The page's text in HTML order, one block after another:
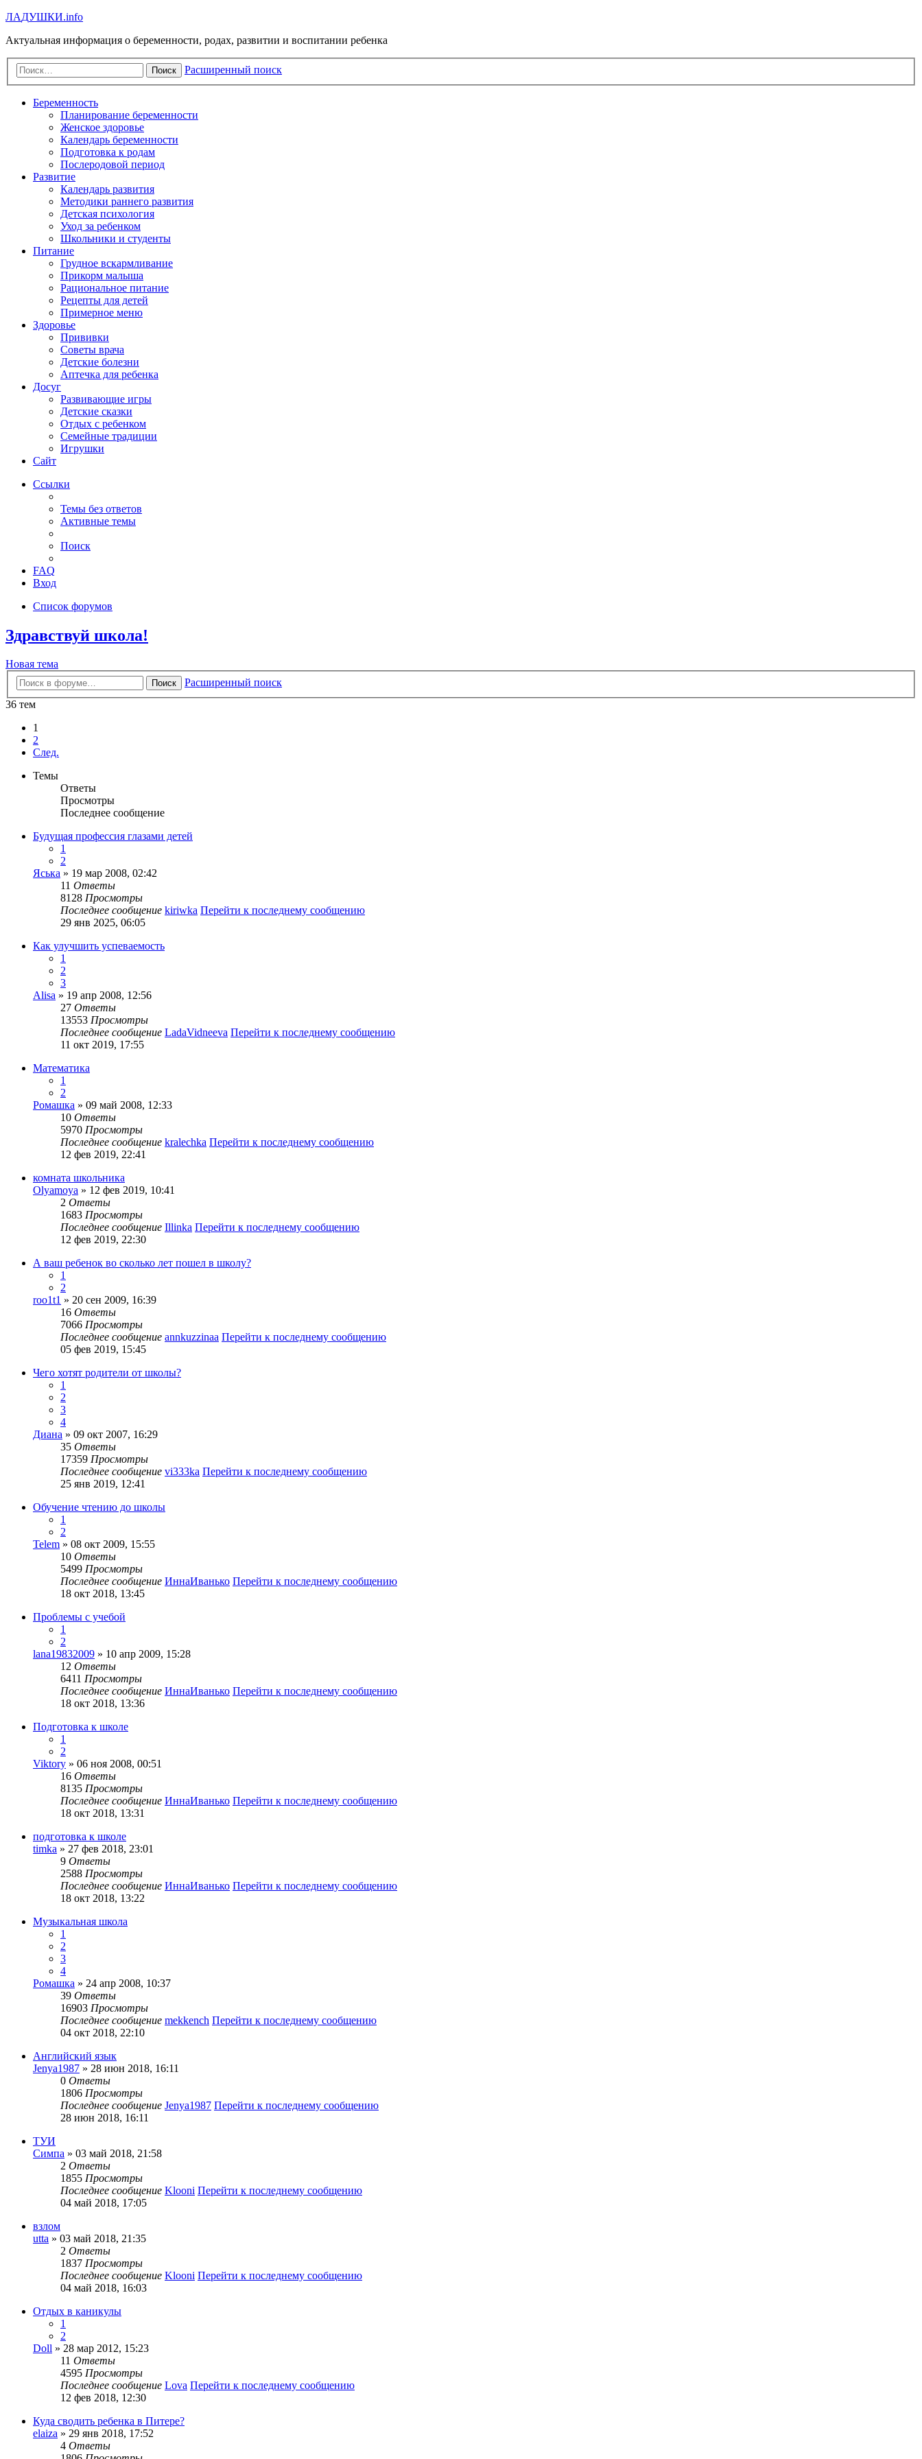
ЛАДУШКИ.info
Актуальная информация о беременности, родах, развитии и воспитании ребенка
Поиск Расширенный поиск
Беременность
Планирование беременности
Женское здоровье
Календарь беременности
Подготовка к родам
Послеродовой период
Развитие
Календарь развития
Методики раннего развития
Детская психология
Уход за ребенком
Школьники и студенты
Питание
Грудное вскармливание
Прикорм малыша
Рациональное питание
Рецепты для детей
Примерное меню
Здоровье
Прививки
Советы врача
Детские болезни
Аптечка для ребенка
Досуг
Развивающие игры
Детские сказки
Отдых с ребенком
Семейные традиции
Игрушки
Сайт
Ссылки
Темы без ответов
Активные темы
Поиск
FAQ
Вход
Список форумов
Здравствуй школа!
Новая тема
Поиск
Расширенный поиск
36 тем
1
2
След.
Темы
Ответы
Просмотры
Последнее сообщение
Будущая профессия глазами детей
1
2
Яська » 19 мар 2008, 02:42
11 Ответы
8128 Просмотры
Последнее сообщение kiriwka Перейти к последнему сообщению
29 янв 2025, 06:05
Как улучшить успеваемость
1
2
3
Alisa » 19 апр 2008, 12:56
27 Ответы
13553 Просмотры
Последнее сообщение LadaVidneeva Перейти к последнему сообщению
11 окт 2019, 17:55
Математика
1
2
Ромашка » 09 май 2008, 12:33
10 Ответы
5970 Просмотры
Последнее сообщение kralechka Перейти к последнему сообщению
12 фев 2019, 22:41
комната школьника
Olyamoya » 12 фев 2019, 10:41
2 Ответы
1683 Просмотры
Последнее сообщение Illinka Перейти к последнему сообщению
12 фев 2019, 22:30
А ваш ребенок во сколько лет пошел в школу?
1
2
roo1t1 » 20 сен 2009, 16:39
16 Ответы
7066 Просмотры
Последнее сообщение annkuzzinaa Перейти к последнему сообщению
05 фев 2019, 15:45
Чего хотят родители от школы?
1
2
3
4
Диана » 09 окт 2007, 16:29
35 Ответы
17359 Просмотры
Последнее сообщение vi333ka Перейти к последнему сообщению
25 янв 2019, 12:41
Обучение чтению до школы
1
2
Telem » 08 окт 2009, 15:55
10 Ответы
5499 Просмотры
Последнее сообщение ИннаИванько Перейти к последнему сообщению
18 окт 2018, 13:45
Проблемы с учебой
1
2
lana19832009 » 10 апр 2009, 15:28
12 Ответы
6411 Просмотры
Последнее сообщение ИннаИванько Перейти к последнему сообщению
18 окт 2018, 13:36
Подготовка к школе
1
2
Viktory » 06 ноя 2008, 00:51
16 Ответы
8135 Просмотры
Последнее сообщение ИннаИванько Перейти к последнему сообщению
18 окт 2018, 13:31
подготовка к школе
timka » 27 фев 2018, 23:01
9 Ответы
2588 Просмотры
Последнее сообщение ИннаИванько Перейти к последнему сообщению
18 окт 2018, 13:22
Музыкальная школа
1
2
3
4
Ромашка » 24 апр 2008, 10:37
39 Ответы
16903 Просмотры
Последнее сообщение mekkench Перейти к последнему сообщению
04 окт 2018, 22:10
Английский язык
Jenya1987 » 28 июн 2018, 16:11
0 Ответы
1806 Просмотры
Последнее сообщение Jenya1987 Перейти к последнему сообщению
28 июн 2018, 16:11
ТУИ
Симпа » 03 май 2018, 21:58
2 Ответы
1855 Просмотры
Последнее сообщение Klooni Перейти к последнему сообщению
04 май 2018, 17:05
взлом
utta » 03 май 2018, 21:35
2 Ответы
1837 Просмотры
Последнее сообщение Klooni Перейти к последнему сообщению
04 май 2018, 16:03
Отдых в каникулы
1
2
Doll » 28 мар 2012, 15:23
11 Ответы
4595 Просмотры
Последнее сообщение Lova Перейти к последнему сообщению
12 фев 2018, 12:30
Куда сводить ребенка в Питере?
elaiza » 29 янв 2018, 17:52
4 Ответы